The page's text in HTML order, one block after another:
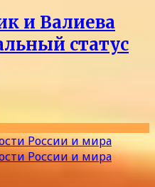
и Валиева
статус